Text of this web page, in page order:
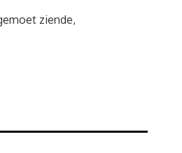
ziende,